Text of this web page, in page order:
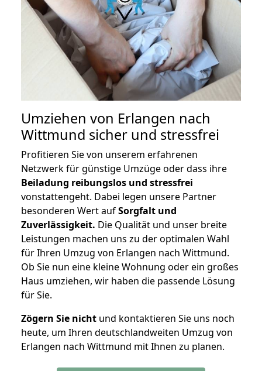
Umziehen von Erlangen nach
Wittmund sicher und stressfrei
Profitieren Sie von unserem erfahrenen
Netzwerk für günstige Umzüge oder dass ihre
Beiladung reibungslos und stressfrei
vonstattengeht. Dabei legen unsere Partner
besonderen Wert aufSorgfalt und
Zuverlässigkeit. Die Qualität und unser breite
Leistungen machen uns zu der optimalen Wahl
für Ihren Umzug von Erlangen nach Wittmund.
Ob Sie nun eine kleine Wohnung oder ein großes
Haus umziehen, wir haben die passende Lösung
für Sie.
Zögern Sie nicht und kontaktieren Sie uns noch
heute, um Ihren deutschlandweiten Umzug von
Erlangen nach Wittmund mit Ihnen zu planen.